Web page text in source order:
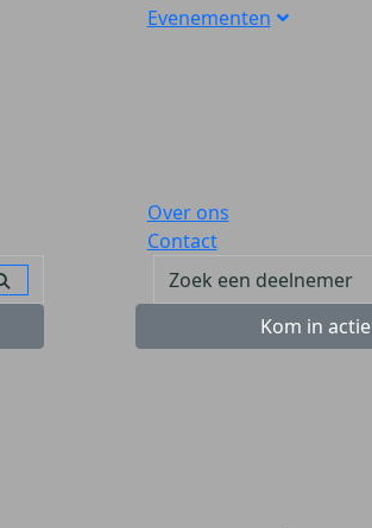
Evenementen
Over ons
Contact
Kom in actie